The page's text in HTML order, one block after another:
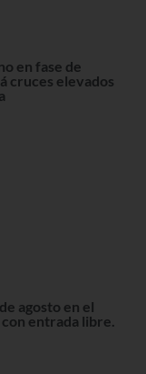
en fase de
cruces elevados
agosto en el
entrada libre.